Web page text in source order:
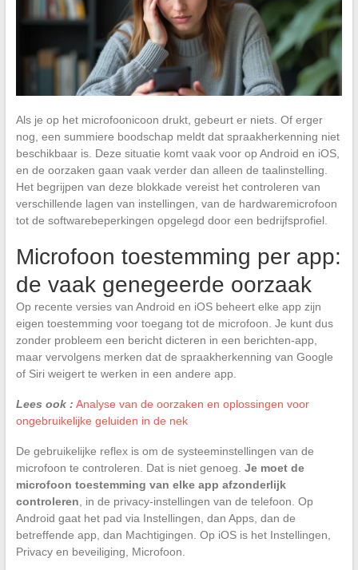
Als je op het microfoonicoon drukt, gebeurt er niets. Of erger
nog, een summiere boodschap meldt dat spraakherkenning niet
beschikbaar is. Deze situatie komt vaak voor op Android en iOS,
en de oorzaken gaan vaak verder dan alleen de taalinstelling.
Het begrijpen van deze blokkade vereist het controleren van
verschillende lagen van instellingen, van de hardwaremicrofoon
tot de softwarebeperkingen opgelegd door een bedrijfsprofiel.
Microfoon toestemming per app:
de vaak genegeerde oorzaak
Op recente versies van Android en iOS beheert elke app zijn
eigen toestemming voor toegang tot de microfoon. Je kunt dus
zonder probleem een bericht dicteren in een berichten-app,
maar vervolgens merken dat de spraakherkenning van Google
of Siri weigert te werken in een andere app.
Lees ook : Analyse van de oorzaken en oplossingen voor
ongebruikelijke geluiden in de nek
De gebruikelijke reflex is om de systeeminstellingen van de
microfoon te controleren. Dat is niet genoeg. Je moet de
microfoon toestemming van elke app afzonderlijk
controleren , in de privacy-instellingen van de telefoon. Op
Android gaat het pad via Instellingen, dan Apps, dan de
betreffende app, dan Machtigingen. Op iOS is het Instellingen,
Privacy en beveiliging, Microfoon.